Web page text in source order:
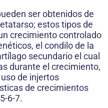
ser obtenidos de
estos tipos de
crecimiento controlado
el condilo de la
secundario el cual
durante el crecimiento,
de injertos
de crecimientos
6-7.